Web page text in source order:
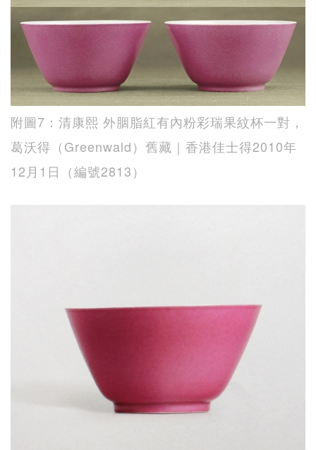
附圖7：清康熙 外胭脂紅有內粉彩瑞果紋杯一對，
葛沃得（Greenwald）舊藏｜香港佳士得2010年
12月1日（編號2813）